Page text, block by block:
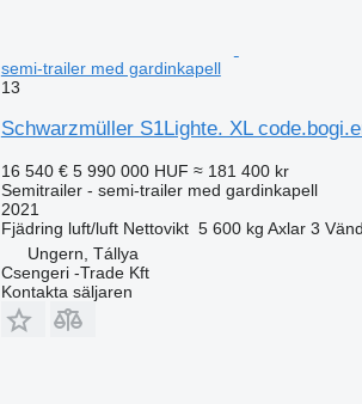
semi-trailer med gardinkapell
13
Schwarzmüller S1Lighte. XL
16 540 € 5 990 000 HUF ≈ 181 400 kr
Semitrailer - semi-trailer med gardinkapell
2021
Fjädring luft/luft Nettovikt 5 600 kg Axlar 3
Ungern, Tállya
Csengeri -Trade Kft
Kontakta säljaren